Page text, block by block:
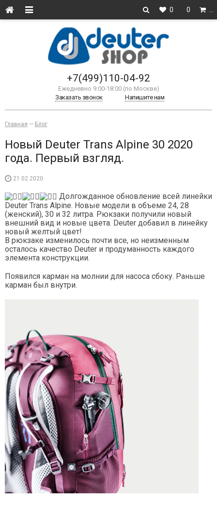
0 0
+7(499)110-04-92
Ежедневно 9:00-18:00 (по Москве)
Заказать звонок
Напишите нам
Главная — Блог
Новый Deuter Trans Alpine 30 2020
года. Первый взгляд.
21.02.2020
Долгожданное обновление всей линейки
Deuter Trans Alpine. Новые модели в объеме 24, 28
(женский), 30 и 32 литра. Рюкзаки получили новый
внешний вид и новые цвета. Deuter добавил в линейку
новый желтый цвет!
В рюкзаке изменилось почти все, но неизменным
осталось качество Deuter и продуманность каждого
элемента конструкции.
Появился карман на молнии для насоса сбоку. Раньше
карман был внутри.